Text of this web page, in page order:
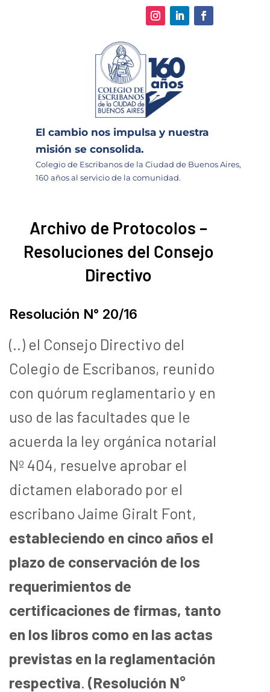
El cambio nos impulsa y nuestra
misión se consolida.
Colegio de Escribanos de la Ciudad de Buenos Aires,
160 años al servicio de la comunidad.
Archivo de Protocolos –
Resoluciones del Consejo
Directivo
Resolución N° 20/16
(..) el Consejo Directivo del
Colegio de Escribanos, reunido
con quórum reglamentario y en
uso de las facultades que le
acuerda la ley orgánica notarial
Nº 404, resuelve aprobar el
dictamen elaborado por el
escribano Jaime Giralt Font,
estableciendo en cinco años el
plazo de conservación de los
requerimientos de
certificaciones de firmas, tanto
en los libros como en las actas
previstas en la reglamentación
respectiva. (Resolución N°